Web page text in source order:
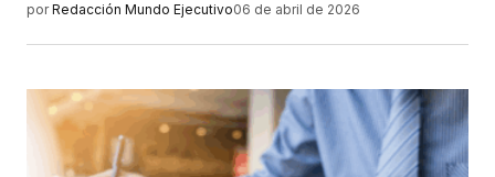
por Redacción Mundo Ejecutivo06 de abril de 2026